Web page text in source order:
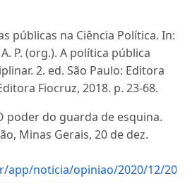
públicas na Ciência Política. In:
A. P. (org.). A política pública
2. ed. São Paulo: Editora
Fiocruz, 2018. p. 23-68.
poder do guarda de esquina.
Minas Gerais, 20 de dez.
app/noticia/opiniao/2020/12/20/